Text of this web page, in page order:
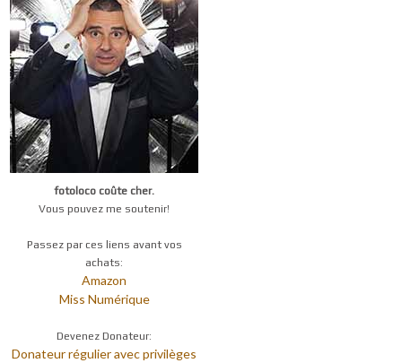
fotoloco coûte cher.
Vous pouvez me soutenir!
Passez par ces liens avant vos
achats:
Amazon
Miss Numérique
Devenez Donateur:
Donateur régulier avec privilèges